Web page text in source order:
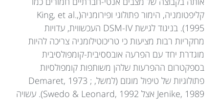
קליפטומניה, הימור פתולוגי ופירומניה(King, et al.,
1995). בניגוד לגישת DSM-IV העכשווית, עדויות
מחקריות רבות מציעות כי טריכוטילומניה צריכה להיות
מוגדרת יחד עם הפרעה אובססיבית-קומפולסיבית
בספקטרום ההפרעות שלהן משותפות קומפולסיות
פתולוגיות של טיפול מוגזם (למשל, Demaret, 1973 ;
Jenike, 1989 אצל Swedo & Leonard, 1992). עשויה